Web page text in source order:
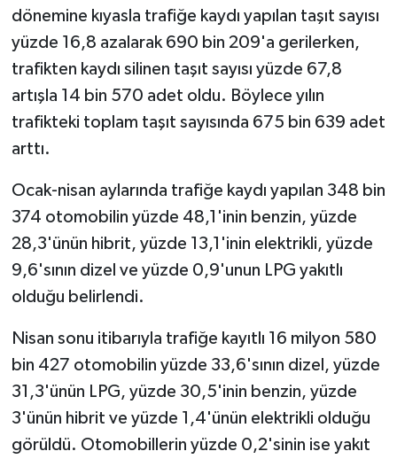
dönemine kıyasla trafiğe kaydı yapılan taşıt sayısı
yüzde 16,8 azalarak 690 bin 209'a gerilerken,
trafikten kaydı silinen taşıt sayısı yüzde 67,8
artışla 14 bin 570 adet oldu. Böylece yılın
trafikteki toplam taşıt sayısında 675 bin 639 adet
arttı.
Ocak-nisan aylarında trafiğe kaydı yapılan 348 bin
374 otomobilin yüzde 48,1'inin benzin, yüzde
28,3'ünün hibrit, yüzde 13,1'inin elektrikli, yüzde
9,6'sının dizel ve yüzde 0,9'unun LPG yakıtlı
olduğu belirlendi.
Nisan sonu itibarıyla trafiğe kayıtlı 16 milyon 580
bin 427 otomobilin yüzde 33,6'sının dizel, yüzde
31,3'ünün LPG, yüzde 30,5'inin benzin, yüzde
3'ünün hibrit ve yüzde 1,4'ünün elektrikli olduğu
görüldü. Otomobillerin yüzde 0,2'sinin ise yakıt